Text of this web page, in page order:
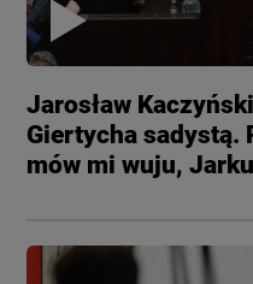
Jarosław
Giertycha sadystą.
mów mi wuju, Jarku